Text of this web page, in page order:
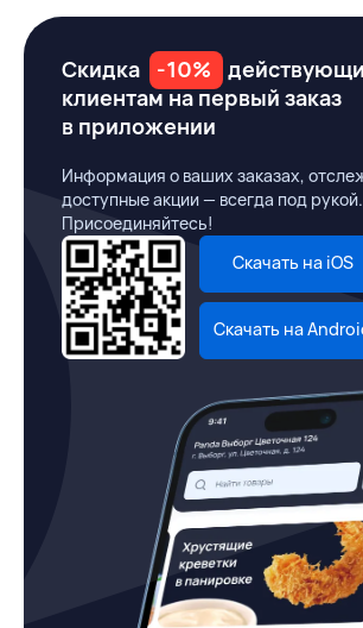
Скидка -10%
клиентам на первый заказ
в приложении
Информация о ваших заказах,
доступные акции — всегда под рукой.
Присоединяйтесь!
Скачать на iOS
Скачать на